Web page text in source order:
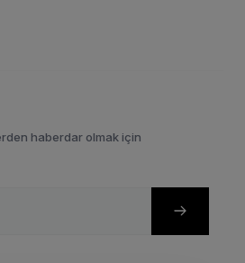
haberdar olmak için